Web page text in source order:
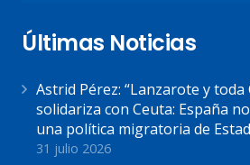
Últimas Noticias
Astrid Pérez: “Lanzarote y toda
solidariza con Ceuta: España
una política migratoria de
31 julio 2026